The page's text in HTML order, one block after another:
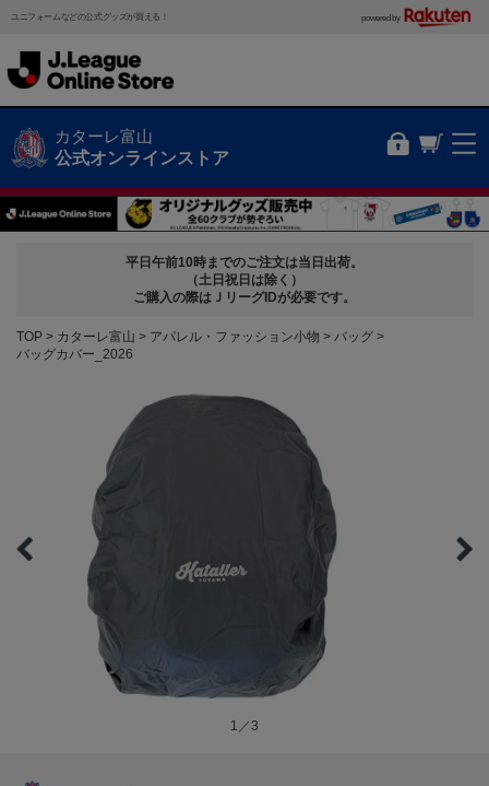
ユニフォームなどの公式グッズが買える！ powered by
カターレ富山
公式オンラインストア
平日午前10時までのご注文は当日出荷。
（土日祝日は除く）
ご購入の際はＪリーグIDが必要です。
TOP カターレ富山 アパレル・ファッション小物
バッグ
バッグカバー_2026
1／3